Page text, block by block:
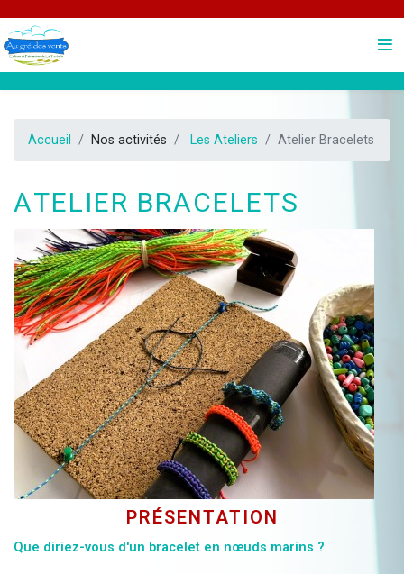
Accueil Nos activités Les Ateliers Atelier Bracelets
Atelier Bracelets
Présentation
Que diriez-vous d'un bracelet en nœuds marins ?